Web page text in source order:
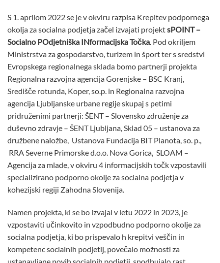
S 1. aprilom 2022 se je v okviru razpisa Krepitev podpornega
okolja za socialna podjetja začel izvajati projektsPOINT –
Socialno POdjetniška INformacijska Točka. Pod okriljem
Ministrstva za gospodarstvo, turizem in šport ter s sredstvi
Evropskega regionalnega sklada bomo partnerji projekta
Regionalna razvojna agencija Gorenjske – BSC Kranj,
Središče rotunda, Koper, so.p. in Regionalna razvojna
agencija Ljubljanske urbane regije skupaj s petimi
pridruženimi partnerji: ŠENT – Slovensko združenje za
duševno zdravje – ŠENT Ljubljana, Sklad 05 – ustanova za
družbene naložbe, Ustanova Fundacija BIT Planota, so. p.,
RRA Severne Primorske d.o.o. Nova Gorica, SLOAM –
Agencija za mlade, v okviru 4 informacijskih točk vzpostavili
specializirano podporno okolje za socialna podjetja v
kohezijski regiji Zahodna Slovenija.
Namen projekta, ki se bo izvajal v letu 2022 in 2023, je
vzpostaviti učinkovito in vzpodbudno podporno okolje za
socialna podjetja, ki bo prispevalo h krepitvi veščin in
kompetenc socialnih podjetij, povečalo možnosti za